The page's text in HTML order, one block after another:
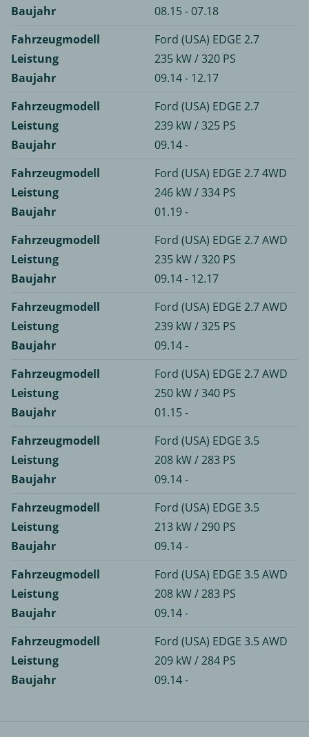
Baujahr
08.15 - 07.18
Fahrzeugmodell
Ford (USA) EDGE 2.7
Leistung
235 kW / 320 PS
Baujahr
09.14 - 12.17
Fahrzeugmodell
Ford (USA) EDGE 2.7
Leistung
239 kW / 325 PS
Baujahr
09.14 -
Fahrzeugmodell
Ford (USA) EDGE 2.7 4WD
Leistung
246 kW / 334 PS
Baujahr
01.19 -
Fahrzeugmodell
Ford (USA) EDGE 2.7 AWD
Leistung
235 kW / 320 PS
Baujahr
09.14 - 12.17
Fahrzeugmodell
Ford (USA) EDGE 2.7 AWD
Leistung
239 kW / 325 PS
Baujahr
09.14 -
Fahrzeugmodell
Ford (USA) EDGE 2.7 AWD
Leistung
250 kW / 340 PS
Baujahr
01.15 -
Fahrzeugmodell
Ford (USA) EDGE 3.5
Leistung
208 kW / 283 PS
Baujahr
09.14 -
Fahrzeugmodell
Ford (USA) EDGE 3.5
Leistung
213 kW / 290 PS
Baujahr
09.14 -
Fahrzeugmodell
Ford (USA) EDGE 3.5 AWD
Leistung
208 kW / 283 PS
Baujahr
09.14 -
Fahrzeugmodell
Ford (USA) EDGE 3.5 AWD
Leistung
209 kW / 284 PS
Baujahr
09.14 -